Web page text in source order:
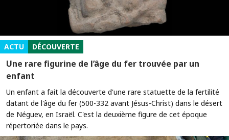
ACTU DÉCOUVERTE
Une rare figurine de l’âge du fer trouvée par un
enfant
Un enfant a fait la découverte d'une rare statuette de la fertilité
datant de l'âge du fer (500-332 avant Jésus-Christ) dans le désert
de Néguev, en Israël. C'est la deuxième figure de cet époque
répertoriée dans le pays.